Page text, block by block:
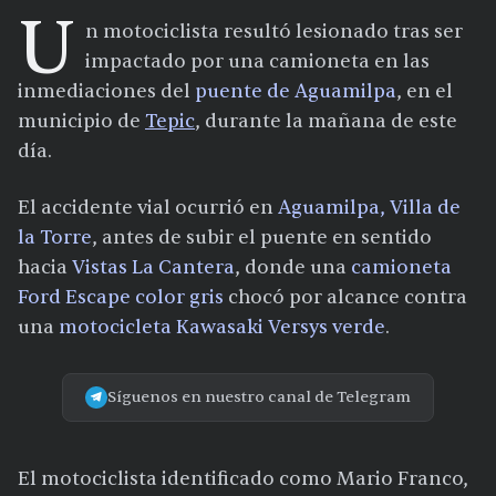
U n motociclista resultó lesionado tras ser
impactado por una camioneta en las
inmediaciones del puente de Aguamilpa, en el
municipio de Tepic, durante la mañana de este
día.
El accidente vial ocurrió enAguamilpa, Villa de
la Torre, antes de subir el puente en sentido
hacia Vistas La Cantera, donde una camioneta
Ford Escape color gris chocó por alcance contra
una motocicleta Kawasaki Versys verde.
Síguenos en nuestro canal de Telegram
El motociclista identificado como Mario Franco,